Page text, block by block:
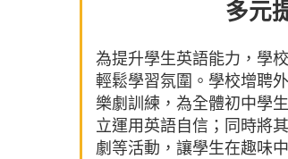
多元
為提升學生英語能力，學
輕鬆學習氛圍。學校增聘
樂劇訓練，為全體初中學
立運用英語自信；同時將
劇等活動，讓學生在趣味